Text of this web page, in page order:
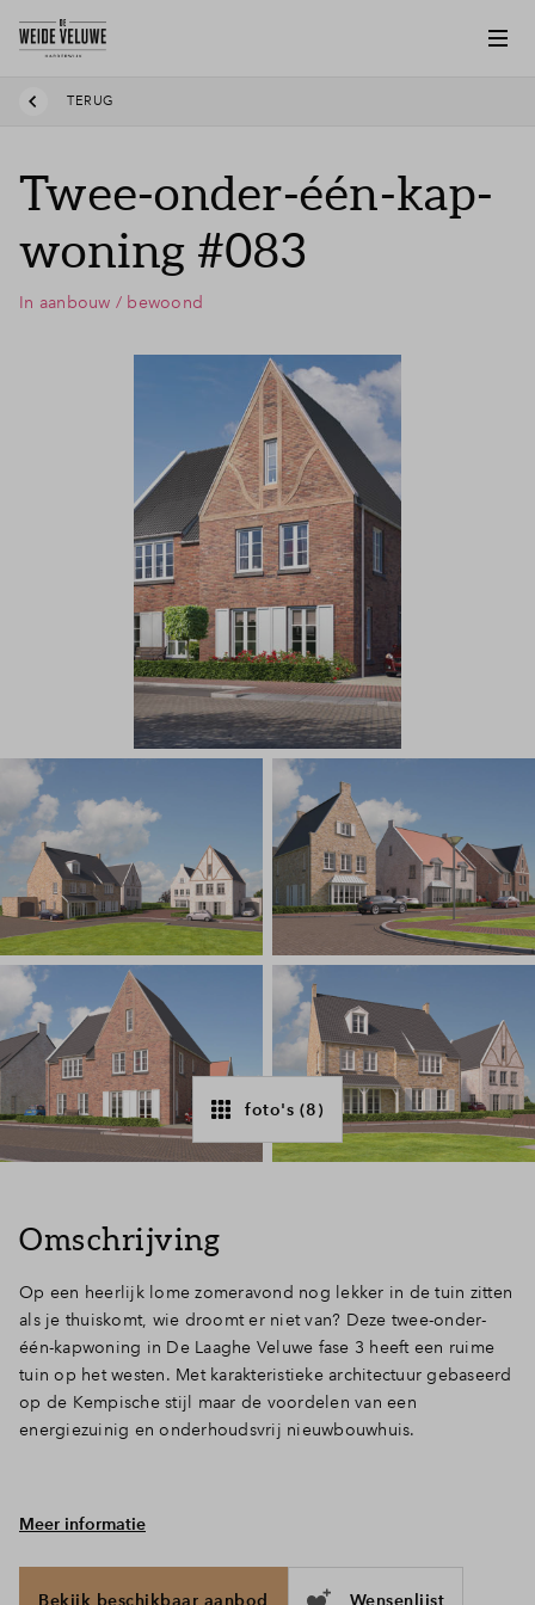
Inloggen
TERUG
Twee-onder-één-kap-
woning #083
In aanbouw / bewoond
foto's (8)
Omschrijving
Op een heerlijk lome zomeravond nog lekker in de tuin zitten
als je thuiskomt, wie droomt er niet van? Deze twee-onder-
één-kapwoning in De Laaghe Veluwe fase 3 heeft een ruime
tuin op het westen. Met karakteristieke architectuur gebaseerd
op de Kempische stijl maar de voordelen van een
energiezuinig en onderhoudsvrij nieuwbouwhuis.
Ruimte genoeg
maar liefst 250. Dit betekent niet alleen een parkeerplek in de
Meer informatie
Bekijk beschikbaar aanbod Wensenlijst